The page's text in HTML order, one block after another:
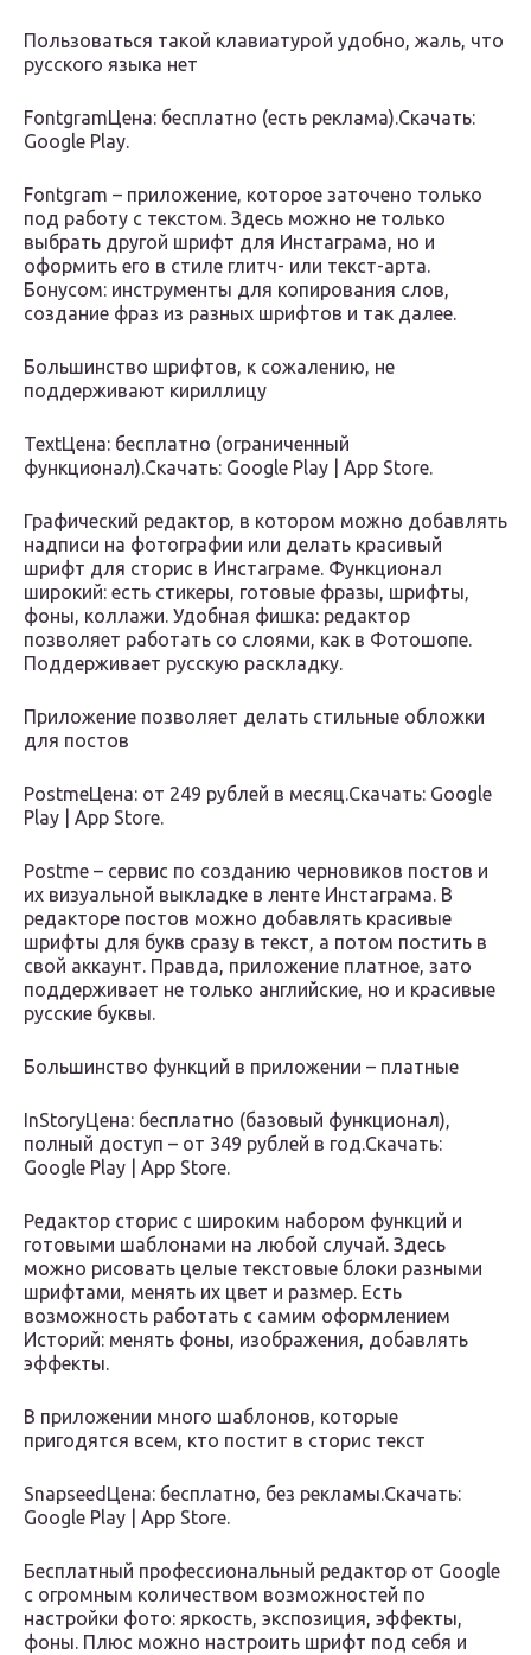
Пользоваться такой клавиатурой удобно, жаль, что
русского языка нет
FontgramЦена: бесплатно (есть реклама).Скачать:
Google Play.
Fontgram – приложение, которое заточено только
под работу с текстом. Здесь можно не только
выбрать другой шрифт для Инстаграма, но и
оформить его в стиле глитч- или текст-арта.
Бонусом: инструменты для копирования слов,
создание фраз из разных шрифтов и так далее.
Большинство шрифтов, к сожалению, не
поддерживают кириллицу
TextЦена: бесплатно (ограниченный
функционал).Скачать: Google Play | App Store.
Графический редактор, в котором можно добавлять
надписи на фотографии или делать красивый
шрифт для сторис в Инстаграме. Функционал
широкий: есть стикеры, готовые фразы, шрифты,
фоны, коллажи. Удобная фишка: редактор
позволяет работать со слоями, как в Фотошопе.
Поддерживает русскую раскладку.
Приложение позволяет делать стильные обложки
для постов
PostmeЦена: от 249 рублей в месяц.Скачать: Google
Play | App Store.
Postme – сервис по созданию черновиков постов и
их визуальной выкладке в ленте Инстаграма. В
редакторе постов можно добавлять красивые
шрифты для букв сразу в текст, а потом постить в
свой аккаунт. Правда, приложение платное, зато
поддерживает не только английские, но и красивые
русские буквы.
Большинство функций в приложении – платные
InStoryЦена: бесплатно (базовый функционал),
полный доступ – от 349 рублей в год.Скачать:
Google Play | App Store.
Редактор сторис с широким набором функций и
готовыми шаблонами на любой случай. Здесь
можно рисовать целые текстовые блоки разными
шрифтами, менять их цвет и размер. Есть
возможность работать с самим оформлением
Историй: менять фоны, изображения, добавлять
эффекты.
В приложении много шаблонов, которые
пригодятся всем, кто постит в сторис текст
SnapseedЦена: бесплатно, без рекламы.Скачать:
Google Play | App Store.
Бесплатный профессиональный редактор от Google
c огромным количеством возможностей по
настройки фото: яркость, экспозиция, эффекты,
фоны. Плюс можно настроить шрифт под себя и